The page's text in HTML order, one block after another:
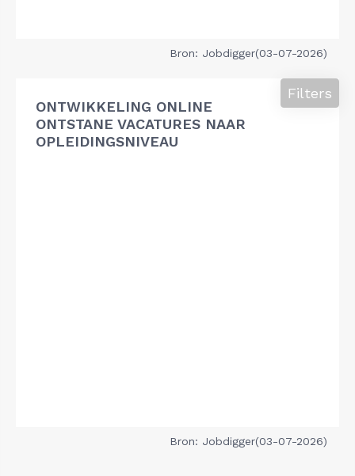
Bron: Jobdigger(03-07-2026)
ONTWIKKELING ONLINE
ONTSTANE VACATURES NAAR
OPLEIDINGSNIVEAU
Filters
Bron: Jobdigger(03-07-2026)